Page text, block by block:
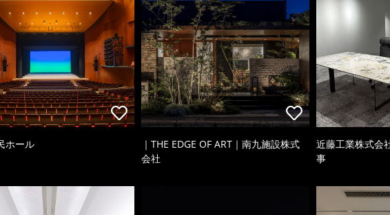
ホール
｜THE EDGE OF ART｜南九施設株式
会社
近藤工業株式
事